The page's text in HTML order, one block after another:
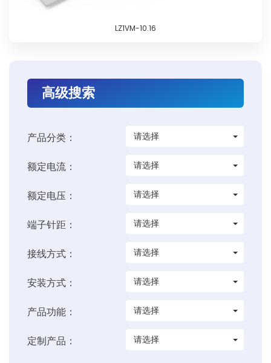
高级搜索
产品分类： 请选择
额定电流： 请选择
额定电压： 请选择
端子针距： 请选择
接线方式： 请选择
安装方式： 请选择
产品功能： 请选择
定制产品： 请选择
LZ1VM-10.16